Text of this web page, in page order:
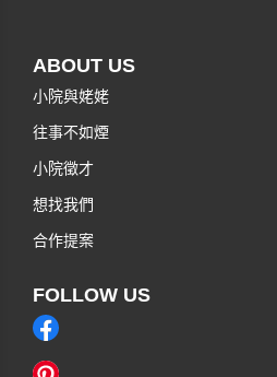
ABOUT US
小院與姥姥
往事不如煙
小院徵才
想找我們
合作提案
FOLLOW US